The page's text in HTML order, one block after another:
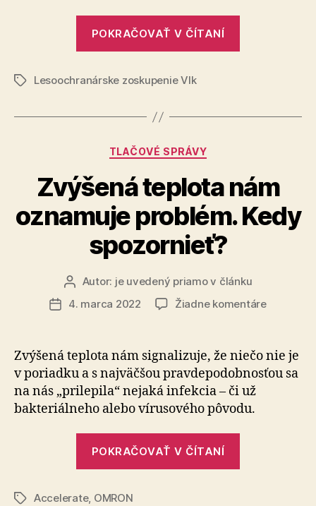
POKRAČOVAŤ V ČÍTANÍ
území“
ZnačkyLesoochranárske zoskupenie Vlk
Kategórie
TLAČOVÉ SPRÁVY
Zvýšená teplota nám
oznamuje problém. Kedy
spozornieť?
Autor
článku
Autor: je uvedený priamo v článku
Dátum
4. marca 2022 Žiadne komentárena
nám
oznamuje
problém.
Zvýšená teplota nám signalizuje, že niečo nie je
v poriadku a s najväčšou pravdepodobnosťou sa
na nás „prilepila“ nejaká infekcia – či už
bakteriálneho alebo vírusového pôvodu.
POKRAČOVAŤ V ČÍTANÍ
ZnačkyAccelerate, OMRON